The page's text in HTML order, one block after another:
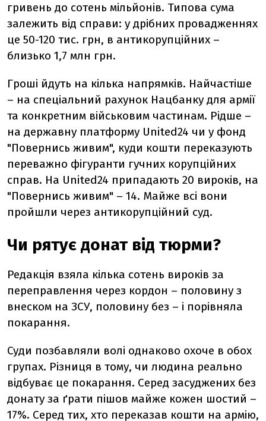
гривень до сотень мільйонів. Типова сума
залежить від справи: у дрібних провадженнях
це 50-120 тис. грн, в антикорупційних –
близько 1,7 млн грн.
Гроші йдуть на кілька напрямків. Найчастіше
– на спеціальний рахунок Нацбанку для армії
та конкретним військовим частинам. Рідше –
на державну платформу United24 чи у фонд
"Повернись живим", куди кошти переказують
переважно фігуранти гучних корупційних
справ. На United24 припадають 20 вироків, на
"Повернись живим" – 14. Майже всі вони
пройшли через антикорупційний суд.
Чи рятує донат від тюрми?
Редакція взяла кілька сотень вироків за
переправлення через кордон – половину з
внеском на ЗСУ, половину без – і порівняла
покарання.
Суди позбавляли волі однаково охоче в обох
групах. Різниця в тому, чи людина реально
відбуває це покарання. Серед засуджених без
донату за ґрати пішов майже кожен шостий –
17%. Серед тих, хто переказав кошти на армію,